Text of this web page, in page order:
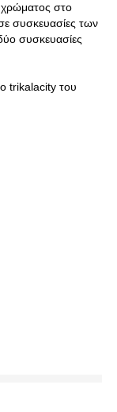
χρώματος στο
σε συσκευασίες των
συσκευασίες
trikalacity του